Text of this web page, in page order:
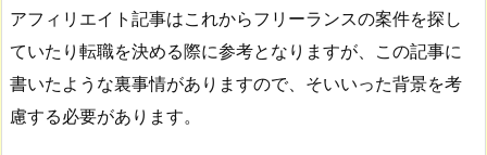
アフィリエイト記事はこれからフリーランスの案件を探し
ていたり転職を決める際に参考となりますが、この記事に
書いたような裏事情がありますので、そいいった背景を考
慮する必要があります。